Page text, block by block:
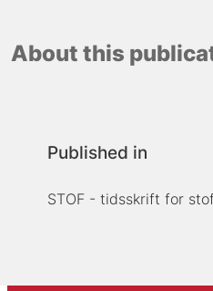
About this
Published in
STOF - tidsskrift for